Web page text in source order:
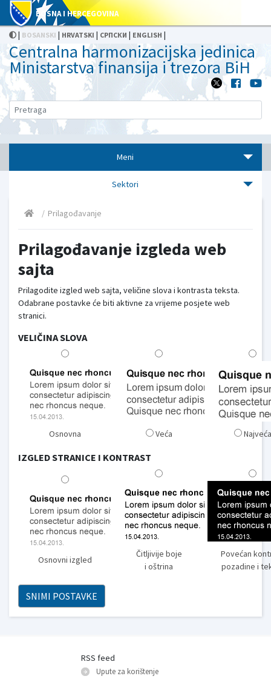
BOSNA I HERCEGOVINA
| BOSANSKI | HRVATSKI | СРПСКИ | ENGLISH |
Centralna harmonizacijska jedinica
Ministarstva finansija i trezora BiH
Meni
Sektori
Prilagođavanje
Prilagođavanje izgleda web
sajta
Prilagodite izgled web sajta, veličine slova i kontrasta teksta.
Odabrane postavke će biti aktivne za vrijeme posjete web
stranici.
VELIČINA SLOVA
Osnovna Veća Najveća
IZGLED STRANICE I KONTRAST
Osnovni izgled
Čitljivije boje
i oštrina
Povećan
pozadine i
SNIMI POSTAVKE
RSS feed
Upute za korištenje